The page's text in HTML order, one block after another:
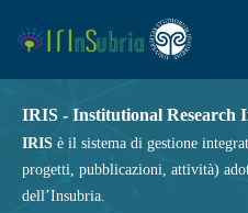
IRIS - Institutional Research
IRIS è il sistema di gestione
progetti, pubblicazioni, attività)
dell’Insubria.